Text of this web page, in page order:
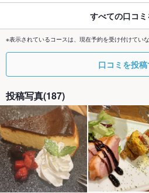
すべての口コ
※表示されているコースは、現在予約を受け付けていな
口コミを投
投稿写真(187)